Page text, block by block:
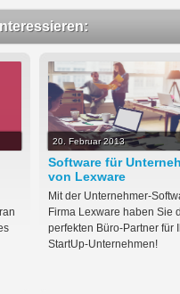
20. Februar 2013
Software für
von Lexware
Mit der Unternehmer-
Firma Lexware haben Sie
perfekten Büro-Partner für
StartUp-Unternehmen!